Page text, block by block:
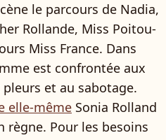
le parcours de Nadia,
Rollande, Miss Poitou-
Miss France. Dans
est confrontée aux
et au sabotage.
elle-même Sonia Rolland
règne. Pour les besoins